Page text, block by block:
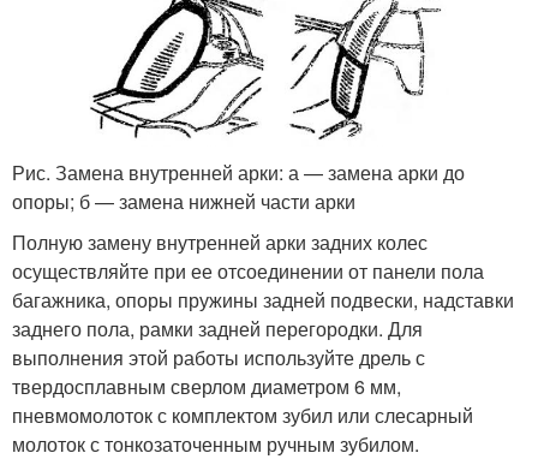
Рис. Замена внутренней арки: а — замена арки до
опоры; б — замена нижней части арки
Полную замену внутренней арки задних колес
осуществляйте при ее отсоединении от панели пола
багажника, опоры пружины задней подвески, надставки
заднего пола, рамки задней перегородки. Для
выполнения этой работы используйте дрель с
твердосплавным сверлом диаметром 6 мм,
пневмомолоток с комплектом зубил или слесарный
молоток с тонкозаточенным ручным зубилом.